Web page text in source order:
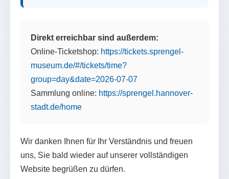
Direkt erreichbar sind außerdem:
Online-Ticketshop: https://tickets.sprengel-
museum.de/#/tickets/time?
group=day&date=2026-07-07
Sammlung online: https://sprengel.hannover-
stadt.de/home
Wir danken Ihnen für Ihr Verständnis und freuen
uns, Sie bald wieder auf unserer vollständigen
Website begrüßen zu dürfen.